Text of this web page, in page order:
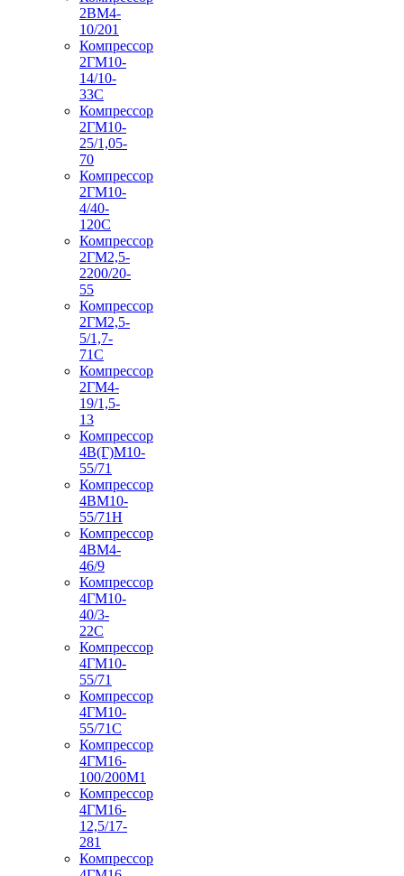
2ВМ4-
10/201
Компрессор
2ГМ10-
14/10-
33С
Компрессор
2ГМ10-
25/1,05-
70
Компрессор
2ГМ10-
4/40-
120С
Компрессор
2ГМ2,5-
2200/20-
55
Компрессор
2ГМ2,5-
5/1,7-
71С
Компрессор
2ГМ4-
19/1,5-
13
Компрессор
4В(Г)М10-
55/71
Компрессор
4ВМ10-
55/71Н
Компрессор
4ВМ4-
46/9
Компрессор
4ГМ10-
40/3-
22С
Компрессор
4ГМ10-
55/71
Компрессор
4ГМ10-
55/71С
Компрессор
4ГМ16-
100/200М1
Компрессор
4ГМ16-
12,5/17-
281
Компрессор